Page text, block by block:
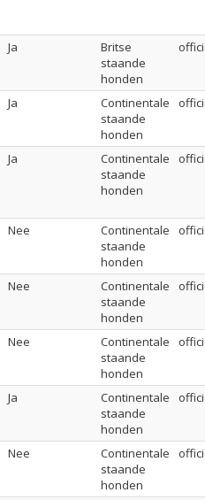
Ja
Britse
staande
honden
Ja
Continentale
staande
honden
Ja
Continentale
staande
honden
Nee
Continentale
staande
honden
Nee
Continentale
staande
honden
Nee
Continentale
staande
honden
Ja
Continentale
staande
honden
Nee
Continentale
staande
honden